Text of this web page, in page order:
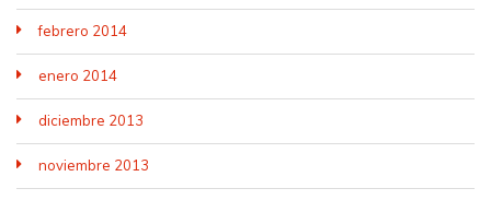
febrero 2014
enero 2014
diciembre 2013
noviembre 2013